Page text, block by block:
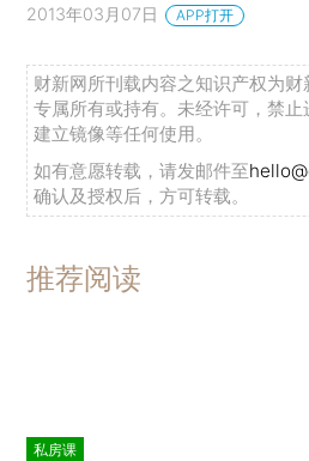
2013年03月07日 APP打开
财新网所刊载内容之知识产权为
专属所有或持有。未经许可，禁
建立镜像等任何使用。
如有意愿转载，请发邮件至
确认及授权后，方可转载。
推荐阅读
私房课